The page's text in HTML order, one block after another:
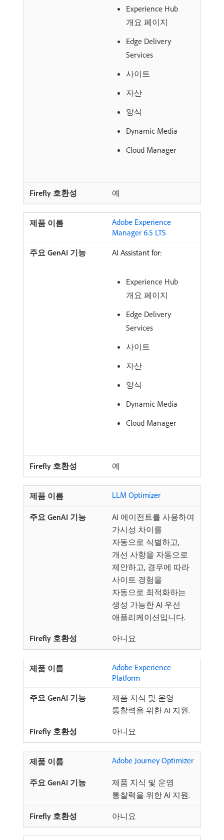
Experience Hub
개요 페이지
Edge Delivery
Services
사이트
자산
양식
Dynamic Media
Cloud Manager
예
Adobe Experience
Manager 6.5 LTS
AI Assistant for:
Experience Hub
개요 페이지
Edge Delivery
Services
사이트
자산
양식
Dynamic Media
Cloud Manager
예
LLM Optimizer
AI 에이전트를 사용하여
가시성 차이를
자동으로 식별하고,
개선 사항을 자동으로
제안하고, 경우에 따라
사이트 경험을
자동으로 최적화하는
생성 가능한 AI 우선
애플리케이션입니다.
아니요
Adobe Experience
Platform
제품 지식 및 운영
통찰력을 위한 AI 지원.
아니요
Adobe Journey Optimizer
제품 지식 및 운영
통찰력을 위한 AI 지원.
아니요